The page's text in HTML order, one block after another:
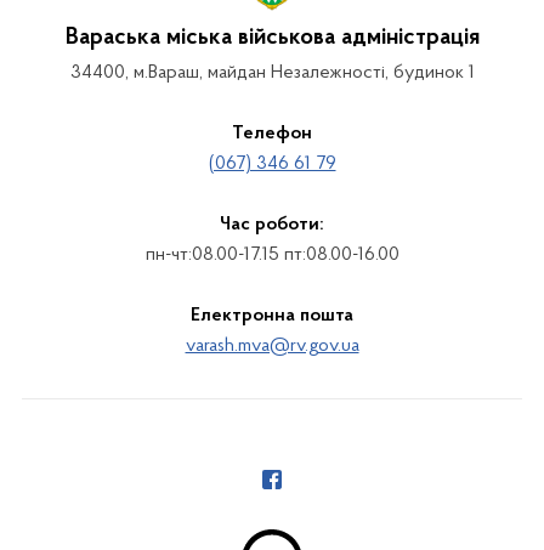
Вараська міська військова адміністрація
34400, м.Вараш, майдан Незалежності, будинок 1
Телефон
(067) 346 61 79
Час роботи:
пн-чт:08.00-17.15 пт:08.00-16.00
Електронна пошта
varash.mva@rv.gov.ua